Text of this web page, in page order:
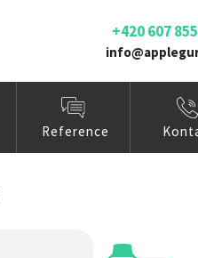
+420 607
Reference